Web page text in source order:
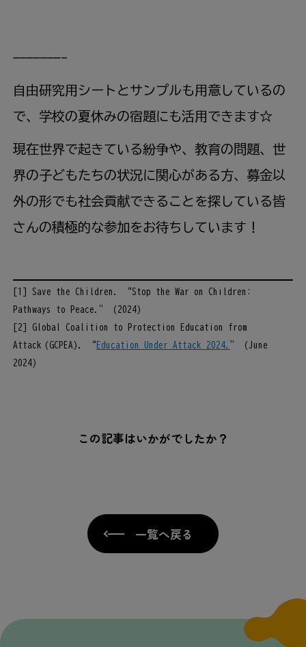
———————-
自由研究用シートとサンプルも用意しているの
で、学校の夏休みの宿題にも活用できます☆
現在世界で起きている紛争や、教育の問題、世
界の子どもたちの状況に関心がある方、募金以
外の形でも社会貢献できることを探している皆
さんの積極的な参加をお待ちしています！
[1] Save the Children. “Stop the War on Children:
Pathways to Peace.” (2024)​
[2] Global Coalition to Protection Education from
Attack (GCPEA). “ Education Under Attack 2024. ” (June
2024)
この記事はいかがでしたか？
一覧へ戻る